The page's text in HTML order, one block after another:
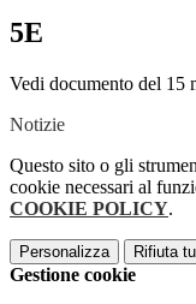
5E
Vedi documento del 15
Notizie
Questo sito o gli
cookie necessari al
COOKIE POLICY.
Personalizza Rifiuta
Gestione cookie